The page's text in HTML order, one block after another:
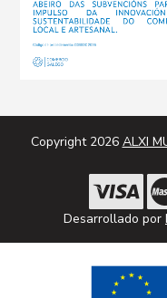
Copyright 2026 ALXI
Desarrollado por